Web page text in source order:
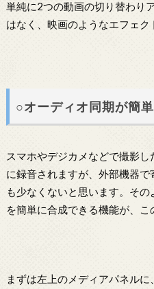
単純に2つの動画の切り替わり
はなく、映画のようなエフェク
○オーディオ同期が簡単
スマホやデジカメなどで撮影
に録音されますが、外部機器
も少なくないと思います。そ
を簡単に合成できる機能が、こ
まずは左上のメディアパネル